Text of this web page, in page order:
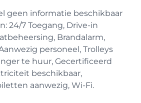
geen informatie beschikbaar
24/7 Toegang, Drive-in
Brandalarm,
personeel, Trolleys
te huur, Gecertificeerd
beschikbaar,
aanwezig, Wi-Fi.